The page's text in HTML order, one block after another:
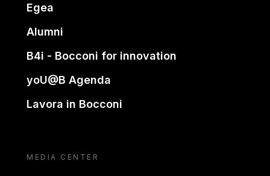
Egea
Alumni
B4i - Bocconi for innovation
yoU@B Agenda
Lavora in Bocconi
MEDIA CENTER